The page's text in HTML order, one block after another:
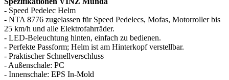
- Speed Pedelec Helm
- NTA 8776 zugelassen für Speed Pedelecs, Mofas, Motorroller bis
25 km/h und alle Elektrofahrräder.
- LED-Beleuchtung hinten, einfach zu bedienen.
- Perfekte Passform; Helm ist am Hinterkopf verstellbar.
- Praktischer Schnellverschluss
- Außenschale: PC
- Innenschale: EPS In-Mold